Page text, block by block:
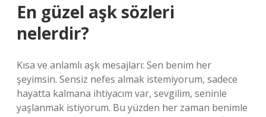
En güzel aşk sözleri
nelerdir?
Kısa ve anlamlı aşk mesajları: Sen benim her
şeyimsin. Sensiz nefes almak istemiyorum, sadece
hayatta kalmana ihtiyacım var, sevgilim, seninle
yaşlanmak istiyorum. Bu yüzden her zaman benimle